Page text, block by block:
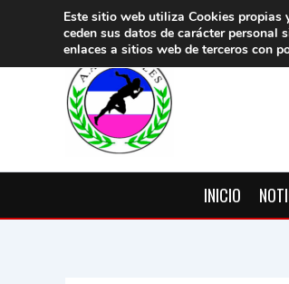
contenido
INICIO
Este sitio web utiliza Cookies propias
ceden sus datos de carácter personal
enlaces a sitios web de terceros con